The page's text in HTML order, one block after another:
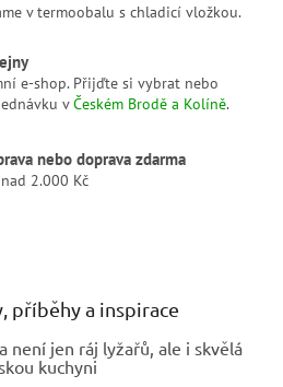
v termoobalu s chladicí vložkou.
e-shop. Přijďte si vybrat nebo
vČeském Brodě a Kolíně.
nebo doprava zdarma
2.000 Kč
příběhy a inspirace
není jen ráj lyžařů, ale i skvělá
kuchyni